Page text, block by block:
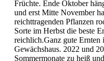
Früchte. Ende Oktober
und erst Mitte November
reichttragenden Pflanzen
Sorte im Herbst die beste
reichlich.Ganz gute
Gewächshaus. 2022 und
Sommermonate zu heiß